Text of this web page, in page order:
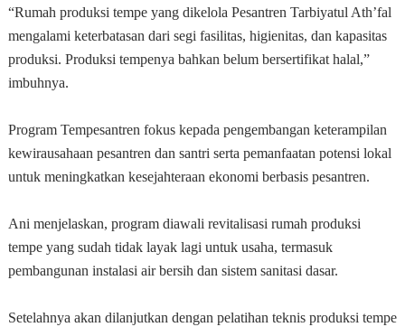
“Rumah produksi tempe yang dikelola Pesantren Tarbiyatul Ath’fal
mengalami keterbatasan dari segi fasilitas, higienitas, dan kapasitas
produksi. Produksi tempenya bahkan belum bersertifikat halal,”
imbuhnya.
Program Tempesantren fokus kepada pengembangan keterampilan
kewirausahaan pesantren dan santri serta pemanfaatan potensi lokal
untuk meningkatkan kesejahteraan ekonomi berbasis pesantren.
Ani menjelaskan, program diawali revitalisasi rumah produksi
tempe yang sudah tidak layak lagi untuk usaha, termasuk
pembangunan instalasi air bersih dan sistem sanitasi dasar.
Setelahnya akan dilanjutkan dengan pelatihan teknis produksi tempe